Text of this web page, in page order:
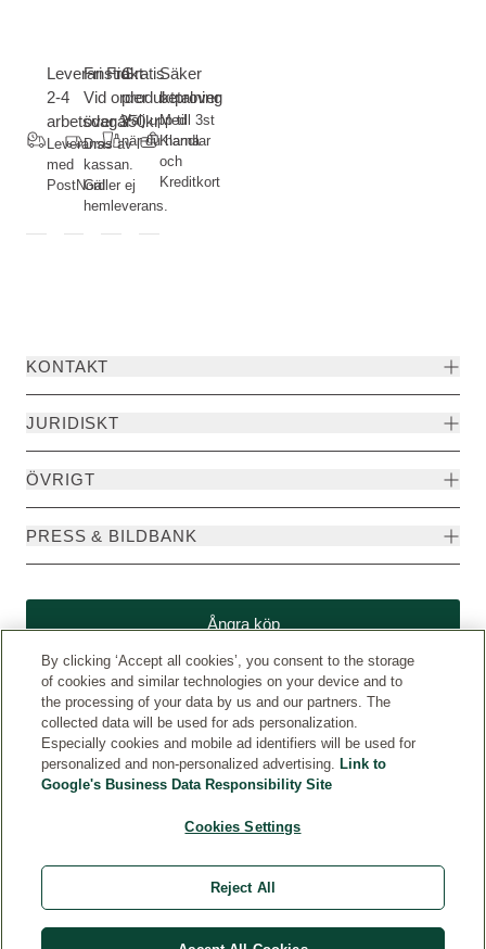
Leveranstid
2-4
arbetsdagar
Leverans
med
PostNord
Fri Frakt-
Vid order
över 350kr
Dras av i
kassan.
Gäller ej
hemleverans.
Gratis
produktprover
Välj upp till 3st
när du handlar
Säker
betalning
Med
Klarna
och
Kreditkort
KONTAKT
JURIDISKT
ÖVRIGT
PRESS & BILDBANK
Ångra köp
By clicking ‘Accept all cookies’, you consent to the storage
of cookies and similar technologies on your device and to
the processing of your data by us and our partners. The
collected data will be used for ads personalization.
Especially cookies and mobile ad identifiers will be used for
personalized and non-personalized advertising. Link to
Google's Business Data Responsibility Site
Cookies Settings
Reject All